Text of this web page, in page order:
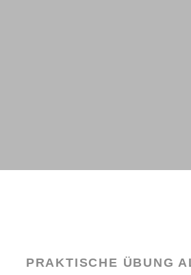
PRAKTISCHE ÜBUNG